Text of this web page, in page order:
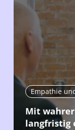
Empathie
Mit
langfristig